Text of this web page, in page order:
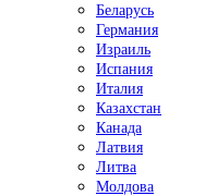
Беларусь
Германия
Израиль
Испания
Италия
Казахстан
Канада
Латвия
Литва
Молдова